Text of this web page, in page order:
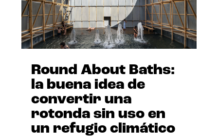
Round About Baths:
la buena idea de
convertir una
rotonda sin uso en
un refugio climático